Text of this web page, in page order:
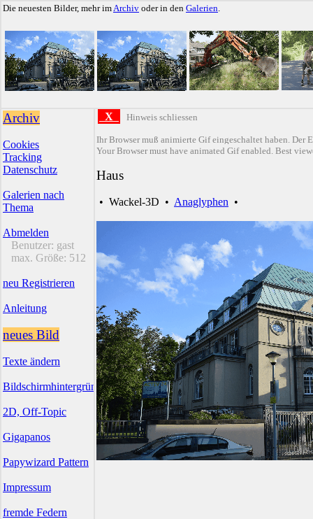
Die neuesten Bilder, mehr imArchiv oder in den Galerien.
Archiv
Cookies
Tracking
Datenschutz
Galerien nach
Thema
Abmelden
Benutzer: gast
max. Größe: 512
neu Registrieren
Anleitung
neues Bild
Texte ändern
Bildschirmhintergründe
2D, Off-Topic
Gigapanos
Papywizard Pattern
Impressum
fremde Federn
X Hinweis schliessen
Ihr Browser muß animierte Gif eingeschaltet haben. Der
Your Browser must have animated Gif enabled. Best
Haus
• Wackel-3D • Anaglyphen •